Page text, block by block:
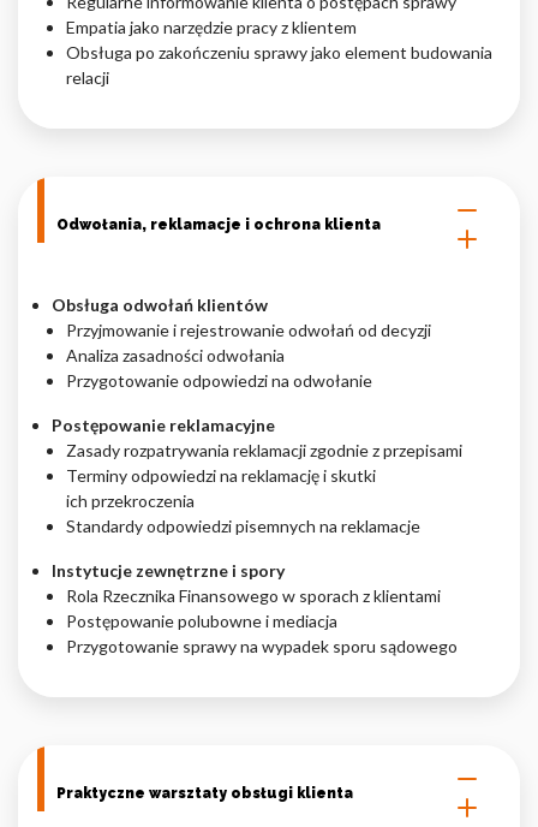
Empatia jako narzędzie pracy z klientem
Obsługa po zakończeniu sprawy jako element budowania
relacji
Odwołania, reklamacje i ochrona klienta
Obsługa odwołań klientów
Przyjmowanie i rejestrowanie odwołań od decyzji
Analiza zasadności odwołania
Przygotowanie odpowiedzi na odwołanie
Postępowanie reklamacyjne
Zasady rozpatrywania reklamacji zgodnie z przepisami
Terminy odpowiedzi na reklamację i skutki
ich przekroczenia
Standardy odpowiedzi pisemnych na reklamacje
Instytucje zewnętrzne i spory
Rola Rzecznika Finansowego w sporach z klientami
Postępowanie polubowne i mediacja
Przygotowanie sprawy na wypadek sporu sądowego
Praktyczne warsztaty obsługi klienta